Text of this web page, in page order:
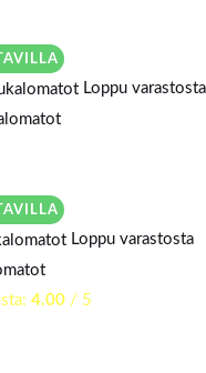
Loppu varastosta
Loppu varastosta
4.00/ 5